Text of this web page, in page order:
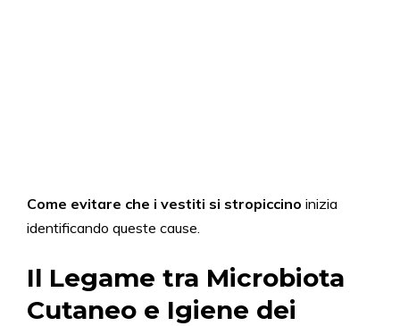
Come evitare che i vestiti si stropiccino inizia
identificando queste cause.
Il Legame tra Microbiota
Cutaneo e Igiene dei